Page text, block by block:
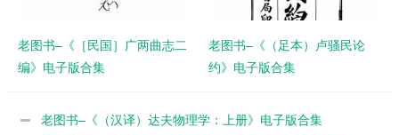
老图书–《［民国］广两曲志二
编》电子版合集
老图书–《（足本）卢骚民论
约》电子版合集
老图书–《（汉译）达夫物理学：上册》电子版合集